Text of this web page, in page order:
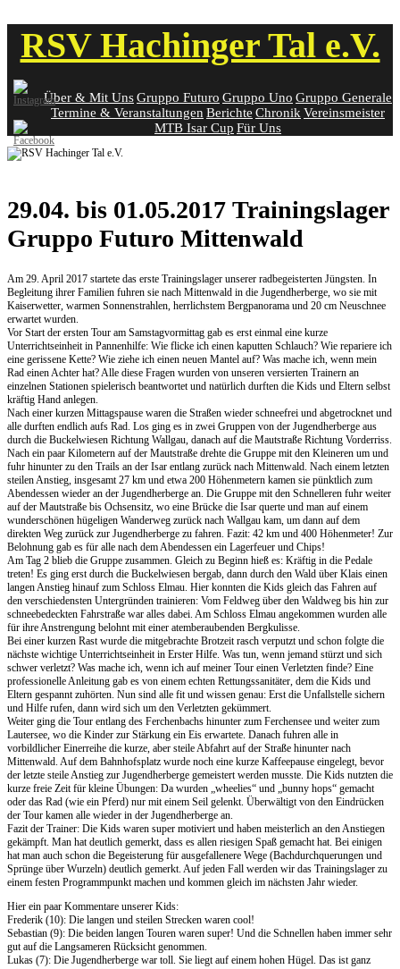
content
RSV Hachinger Tal e.V.
Über & Mit UnsGruppo Futuro Gruppo Uno Gruppo Generale
Termine & Veranstaltungen Berichte Chronik Vereinsmeister
MTB Isar Cup Für Uns
29.04. bis 01.05.2017 Trainingslager
Gruppo Futuro Mittenwald
Am 29. April 2017 startete das erste Trainingslager unserer radbegeisterten Jüngsten. In
Begleitung ihrer Familien fuhren sie nach Mittenwald in die Jugendherberge, wo sie mit
Kaiserwetter, warmen Sonnenstrahlen, herrlichstem Bergpanorama und 20 cm Neuschnee
erwartet wurden.
Vor Start der ersten Tour am Samstagvormittag gab es erst einmal eine kurze
Unterrichtseinheit in Pannenhilfe: Wie flicke ich einen kaputten Schlauch? Wie repariere ich
eine gerissene Kette? Wie ziehe ich einen neuen Mantel auf? Was mache ich, wenn mein
Rad einen Achter hat? Alle diese Fragen wurden von unseren versierten Trainern an
einzelnen Stationen spielerisch beantwortet und natürlich durften die Kids und Eltern selbst
kräftig Hand anlegen.
Nach einer kurzen Mittagspause waren die Straßen wieder schneefrei und abgetrocknet und
alle durften endlich aufs Rad. Los ging es in zwei Gruppen von der Jugendherberge aus
durch die Buckelwiesen Richtung Wallgau, danach auf die Mautstraße Richtung Vorderriss.
Nach ein paar Kilometern auf der Mautstraße drehte die Gruppe mit den Kleineren um und
fuhr hinunter zu den Trails an der Isar entlang zurück nach Mittenwald. Nach einem letzten
steilen Anstieg, insgesamt 27 km und etwa 200 Höhenmetern kamen sie pünktlich zum
Abendessen wieder an der Jugendherberge an. Die Gruppe mit den Schnelleren fuhr weiter
auf der Mautstraße bis Ochsensitz, wo eine Brücke die Isar querte und man auf einem
wunderschönen hügeligen Wanderweg zurück nach Wallgau kam, um dann auf dem
direkten Weg zurück zur Jugendherberge zu fahren. Fazit: 42 km und 400 Höhenmeter! Zur
Belohnung gab es für alle nach dem Abendessen ein Lagerfeuer und Chips!
Am Tag 2 blieb die Gruppe zusammen. Gleich zu Beginn hieß es: Kräftig in die Pedale
treten! Es ging erst durch die Buckelwiesen bergab, dann durch den Wald über Klais einen
langen Anstieg hinauf zum Schloss Elmau. Hier konnten die Kids gleich das Fahren auf
den verschiedensten Untergründen trainieren: Vom Feldweg über den Waldweg bis hin zur
schneebedeckten Fahrstraße war alles dabei. Am Schloss Elmau angekommen wurden alle
für ihre Anstrengung belohnt mit einer atemberaubenden Bergkulisse.
Bei einer kurzen Rast wurde die mitgebrachte Brotzeit rasch verputzt und schon folgte die
nächste wichtige Unterrichtseinheit in Erster Hilfe. Was tun, wenn jemand stürzt und sich
schwer verletzt? Was mache ich, wenn ich auf meiner Tour einen Verletzten finde? Eine
professionelle Anleitung gab es von einem echten Rettungssanitäter, dem die Kids und
Eltern gespannt zuhörten. Nun sind alle fit und wissen genau: Erst die Unfallstelle sichern
und Hilfe rufen, dann wird sich um den Verletzten gekümmert.
Weiter ging die Tour entlang des Ferchenbachs hinunter zum Ferchensee und weiter zum
Lautersee, wo die Kinder zur Stärkung ein Eis erwartete. Danach fuhren alle in
vorbildlicher Einerreihe die kurze, aber steile Abfahrt auf der Straße hinunter nach
Mittenwald. Auf dem Bahnhofsplatz wurde noch eine kurze Kaffeepause eingelegt, bevor
der letzte steile Anstieg zur Jugendherberge gemeistert werden musste. Die Kids nutzten die
kurze freie Zeit für kleine Übungen: Da wurden „wheelies“ und „bunny hops“ gemacht
oder das Rad (wie ein Pferd) nur mit einem Seil gelenkt. Überwältigt von den Eindrücken
der Tour kamen alle wieder in der Jugendherberge an.
Fazit der Trainer: Die Kids waren super motiviert und haben meisterlich an den Anstiegen
gekämpft. Man hat deutlich gemerkt, dass es allen riesigen Spaß gemacht hat. Bei einigen
hat man auch schon die Begeisterung für ausgefallenere Wege (Bachdurchquerungen und
Sprünge über Wurzeln) deutlich gemerkt. Auf jeden Fall werden wir das Trainingslager zu
einem festen Programmpunkt machen und kommen gleich im nächsten Jahr wieder.
Hier ein paar Kommentare unserer Kids:
Frederik (10): Die langen und steilen Strecken waren cool!
Sebastian (9): Die beiden langen Touren waren super! Und die Schnellen haben immer sehr
gut auf die Langsameren Rücksicht genommen.
Lukas (7): Die Jugendherberge war toll. Sie liegt auf einem hohen Hügel. Das ist ganz